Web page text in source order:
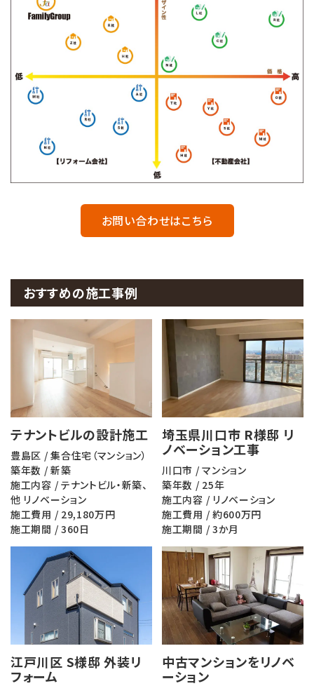
お問い合わせはこちら
おすすめの施工事例
テナントビルの設計施工
豊島区 / 集合住宅（マンション）
築年数 / 新築
施工内容 / テナントビル・新築、
他 リノベーション
施工費用 / 29,180万円
施工期間 / 360日
埼玉県川口市 R様邸 リ
ノベーション工事
川口市 / マンション
築年数 / 25年
施工内容 / リノベーション
施工費用 / 約600万円
施工期間 / 3か月
江戸川区 S様邸 外装リ
フォーム
中古マンションをリノベ
ーション